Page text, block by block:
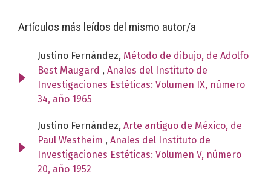
Artículos más leídos del mismo autor/a
Justino Fernández, Método de dibujo, de Adolfo
Best Maugard , Anales del Instituto de
Investigaciones Estéticas: Volumen IX, número
34, año 1965
Justino Fernández, Arte antiguo de México, de
Paul Westheim , Anales del Instituto de
Investigaciones Estéticas: Volumen V, número
20, año 1952